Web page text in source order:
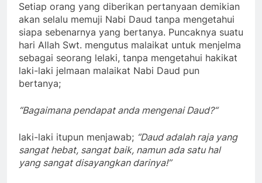
Setiap orang yang diberikan pertanyaan demikian
akan selalu memuji Nabi Daud tanpa mengetahui
siapa sebenarnya yang bertanya. Puncaknya suatu
hari Allah Swt. mengutus malaikat untuk menjelma
sebagai seorang lelaki, tanpa mengetahui hakikat
laki-laki jelmaan malaikat Nabi Daud pun
bertanya;
“Bagaimana pendapat anda mengenai Daud?“
laki-laki itupun menjawab; ‘’Daud adalah raja yang
sangat hebat, sangat baik, namun ada satu hal
yang sangat disayangkan darinya!’’